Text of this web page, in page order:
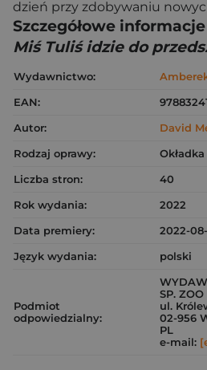
dzień przy zdobywaniu
Szczegółowe
Miś Tuliś idzie do
Wydawnictwo:
EAN:
Autor:
David
Rodzaj oprawy:
Liczba stron:
40
Rok wydania:
2022
Data premiery:
2022-
Język wydania:
polski
Podmiot
odpowiedzialny:
SP. ZOO
ul.
02-956
PL
e-mail: